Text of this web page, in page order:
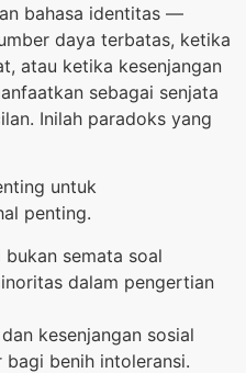
bahasa identitas —
daya terbatas, ketika
atau ketika kesenjangan
sebagai senjata
Inilah paradoks yang
untuk
penting.
semata soal
dalam pengertian
kesenjangan sosial
bagi benih intoleransi.